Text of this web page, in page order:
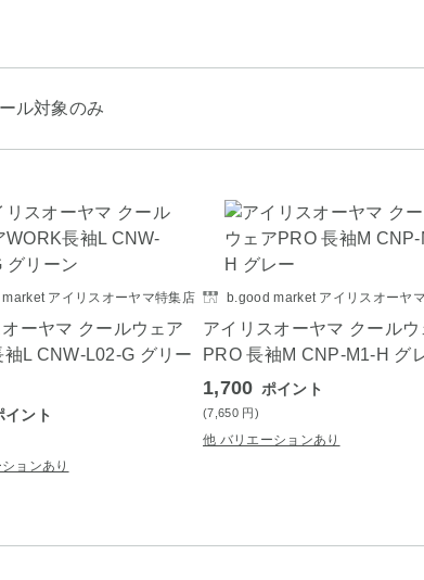
ル対象のみ
アイリスオーヤマ特集店
ーヤマ クールウェア
L CNW-L02-G グリー
イント
ョンあり
b.good market アイリスオーヤ
アイリスオーヤマ クールウ
PRO 長袖M CNP-M1-H グ
1,700 ポイント
(7,650 円)
他 バリエーションあり